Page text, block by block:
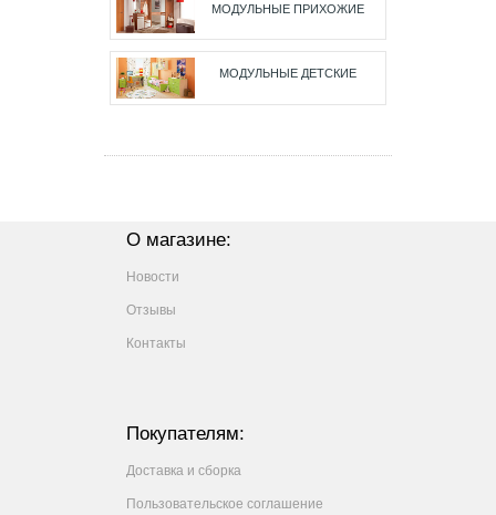
МОДУЛЬНЫЕ ПРИХОЖИЕ
МОДУЛЬНЫЕ ДЕТСКИЕ
О магазине:
Новости
Отзывы
Контакты
Покупателям:
Доставка и сборка
Пользовательское соглашение